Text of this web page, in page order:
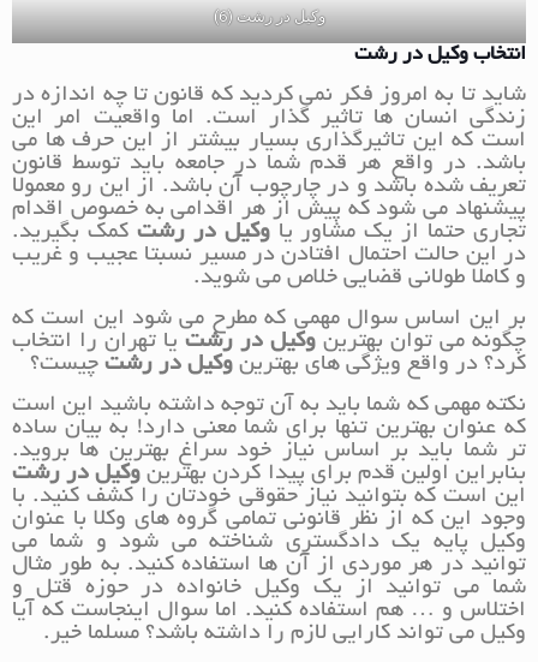
وکیل در رشت (6)
انتخاب وکیل در رشت
شاید تا به امروز فکر نمی کردید که قانون تا چه اندازه در
زندگی انسان ها تاثیر گذار است. اما واقعیت امر این
است که این تاثیرگذاری بسیار بیشتر از این حرف ها می
باشد. در واقع هر قدم شما در جامعه باید توسط قانون
تعریف شده باشد و در چارچوب آن باشد. از این رو معمولا
پیشنهاد می شود که پیش از هر اقدامی به خصوص اقدام
تجاری حتما از یک مشاور یاوکیل در رشت کمک بگیرید.
در این حالت احتمال افتادن در مسیر نسبتا عجیب و غریب
و کاملا طولانی قضایی خلاص می شوید.
بر این اساس سوال مهمی که مطرح می شود این است که
چگونه می توان بهترین وکیل در رشت یا تهران را انتخاب
کرد؟ در واقع ویژگی های بهترین وکیل در رشت چیست؟
نکته مهمی که شما باید به آن توجه داشته باشید این است
که عنوان بهترین تنها برای شما معنی دارد! به بیان ساده
تر شما باید بر اساس نیاز خود سراغ بهترین ها بروید.
بنابراین اولین قدم برای پیدا کردن بهترین وکیل در رشت
این است که بتوانید نیاز حقوقی خودتان را کشف کنید. با
وجود این که از نظر قانونی تمامی گروه های وکلا با عنوان
وکیل پایه یک دادگستری شناخته می شود و شما می
توانید در هر موردی از آن ها استفاده کنید. به طور مثال
شما می توانید از یک وکیل خانواده در حوزه قتل و
اختلاس و … هم استفاده کنید. اما سوال اینجاست که آیا
وکیل می تواند کارایی لازم را داشته باشد؟ مسلما خیر.